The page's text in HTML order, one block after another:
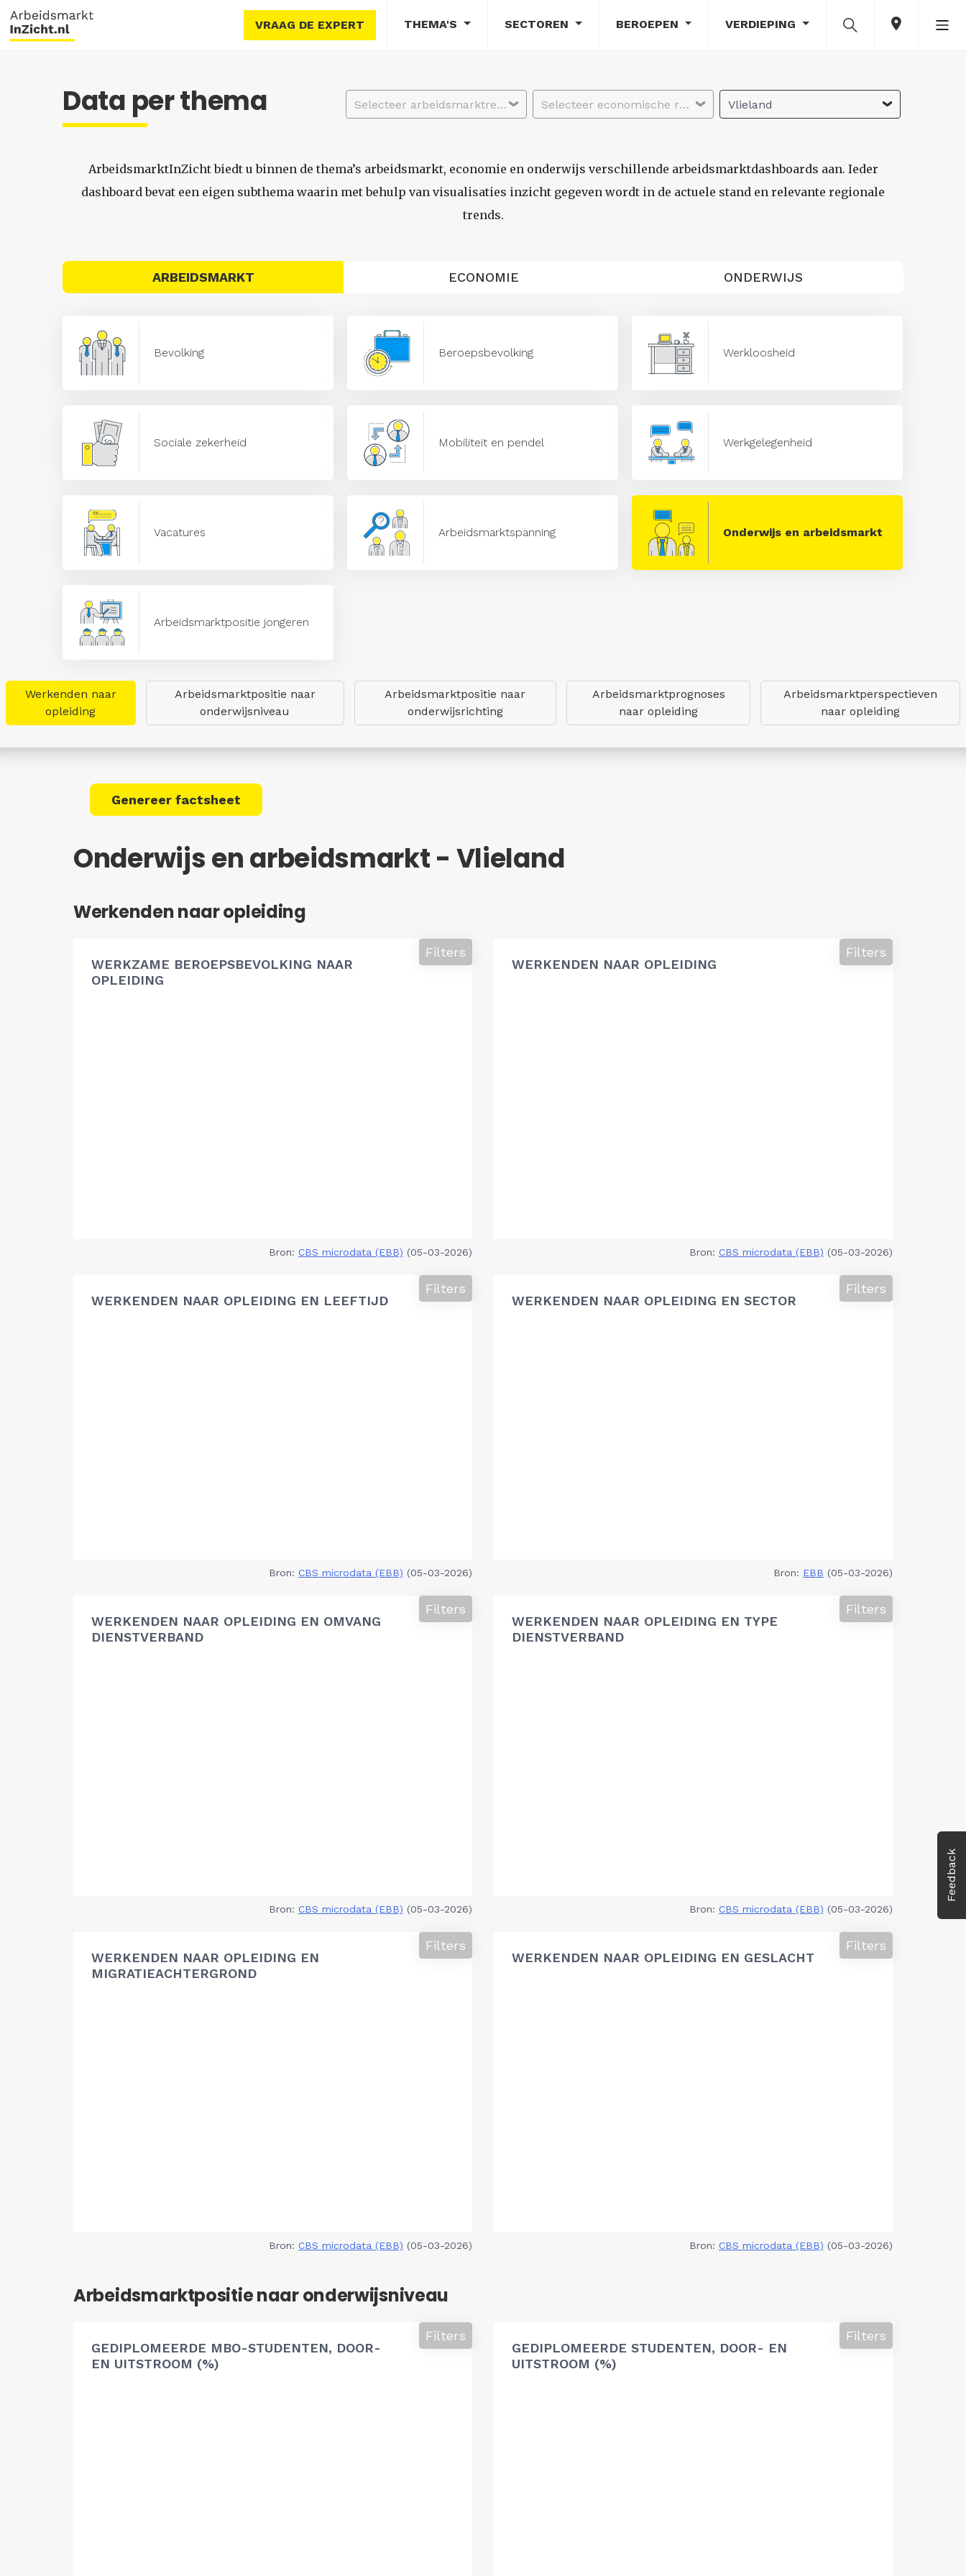
VRAAG DE EXPERT THEMA'S SECTOREN BEROEPEN VERDIEPING
Feedback
Data per thema Selecteer arbeidsmarktregio Selecteer economische regio Vlieland
ArbeidsmarktInZicht biedt u binnen de thema’s arbeidsmarkt, economie en onderwijs verschillende arbeidsmarktdashboards aan. Ieder
dashboard bevat een eigen subthema waarin met behulp van visualisaties inzicht gegeven wordt in de actuele stand en relevante regionale
trends.
ARBEIDSMARKT ECONOMIE ONDERWIJS
Bevolking Beroepsbevolking Werkloosheid
Sociale zekerheid Mobiliteit en pendel Werkgelegenheid
Vacatures Arbeidsmarktspanning Onderwijs en arbeidsmarkt
Arbeidsmarktpositie jongeren
Werkenden naar
opleiding
Arbeidsmarktpositie naar
onderwijsniveau
Arbeidsmarktpositie naar
onderwijsrichting
Arbeidsmarktprognoses
naar opleiding
Arbeidsmarktperspectieven
naar opleiding
Genereer factsheet
Onderwijs en arbeidsmarkt - Vlieland
Werkenden naar opleiding
WERKZAME BEROEPSBEVOLKING NAAR
OPLEIDING
Filters
Bron: CBS microdata (EBB) (05-03-2026)
WERKENDEN NAAR OPLEIDING
Filters
Bron: CBS microdata (EBB) (05-03-2026)
WERKENDEN NAAR OPLEIDING EN LEEFTIJD
Filters
Bron: CBS microdata (EBB) (05-03-2026)
WERKENDEN NAAR OPLEIDING EN SECTOR
Filters
Bron: EBB (05-03-2026)
WERKENDEN NAAR OPLEIDING EN OMVANG
DIENSTVERBAND
Filters
Bron: CBS microdata (EBB) (05-03-2026)
WERKENDEN NAAR OPLEIDING EN TYPE
DIENSTVERBAND
Filters
Bron: CBS microdata (EBB) (05-03-2026)
WERKENDEN NAAR OPLEIDING EN
MIGRATIEACHTERGROND
Filters
Bron: CBS microdata (EBB) (05-03-2026)
WERKENDEN NAAR OPLEIDING EN GESLACHT
Filters
Bron: CBS microdata (EBB) (05-03-2026)
Arbeidsmarktpositie naar onderwijsniveau
GEDIPLOMEERDE MBO-STUDENTEN, DOOR-
EN UITSTROOM (%)
Filters
GEDIPLOMEERDE STUDENTEN, DOOR- EN
UITSTROOM (%)
Filters